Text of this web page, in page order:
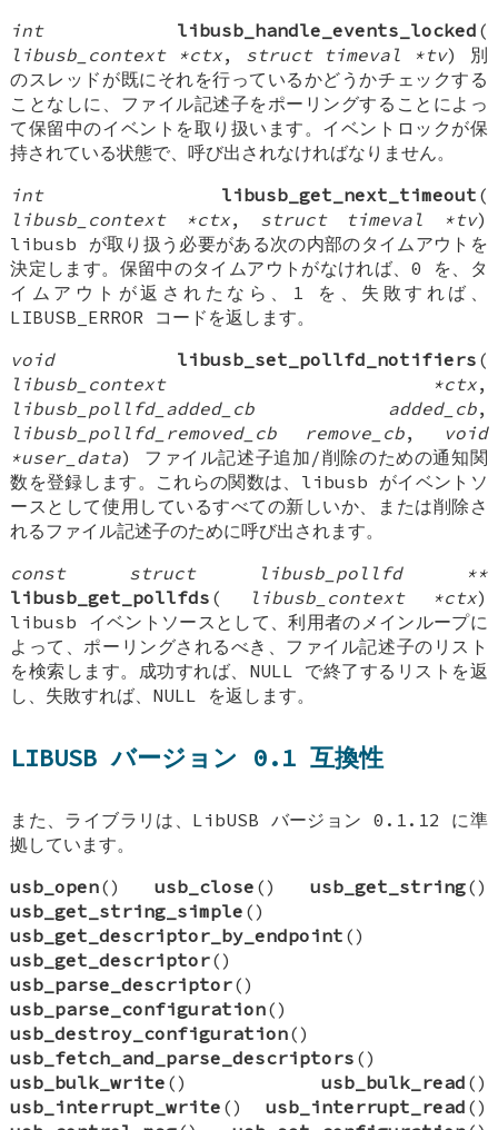
int
libusb_handle_events_locked (
libusb_context *ctx, struct timeval *tv) 別
のスレッドが既にそれを行っているかどうかチェックする
ことなしに、ファイル記述子をポーリングすることによっ
て保留中のイベントを取り扱います。イベントロックが保
持されている状態で、呼び出されなければなりません。
int
libusb_get_next_timeout (
libusb_context *ctx, struct timeval *tv)
libusb が取り扱う必要がある次の内部のタイムアウトを
決定します。保留中のタイムアウトがなければ、0 を、タ
イムアウトが返されたなら、1 を、失敗すれば、
LIBUSB_ERROR コードを返します。
void
libusb_set_pollfd_notifiers (
libusb_context *ctx,
libusb_pollfd_added_cb added_cb,
libusb_pollfd_removed_cb remove_cb,
void
*user_data) ファイル記述子追加/削除のための通知関
数を登録します。これらの関数は、libusb がイベントソ
ースとして使用しているすべての新しいか、または削除さ
れるファイル記述子のために呼び出されます。
const struct libusb_pollfd **
libusb_get_pollfds ( libusb_context *ctx)
libusb イベントソースとして、利用者のメインループに
よって、ポーリングされるべき、ファイル記述子のリスト
を検索します。成功すれば、NULL で終了するリストを返
し、失敗すれば、NULL を返します。
LIBUSB バージョン 0.1 互換性
また、ライブラリは、LibUSB バージョン 0.1.12 に準
拠しています。
usb_open() usb_close () usb_get_string()
usb_get_string_simple ()
usb_get_descriptor_by_endpoint ()
usb_get_descriptor()
usb_parse_descriptor()
usb_parse_configuration()
usb_destroy_configuration()
usb_fetch_and_parse_descriptors ()
usb_bulk_write () usb_bulk_read ()
usb_interrupt_write () usb_interrupt_read ()